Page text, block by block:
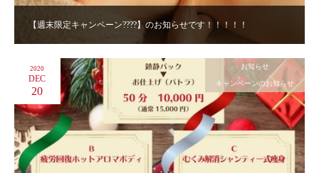
【週末限定キャンペーン????】のお知らせです！！！！！
2020
DEC
20
お知らせ
キャンペーンのお知らせ